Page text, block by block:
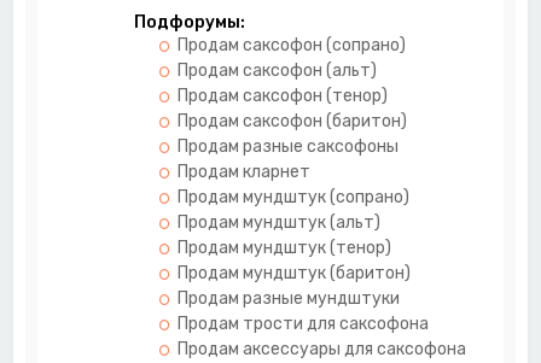
Подфорумы:
Продам саксофон (сопрано)
Продам саксофон (альт)
Продам саксофон (тенор)
Продам саксофон (баритон)
Продам разные саксофоны
Продам кларнет
Продам мундштук (сопрано)
Продам мундштук (альт)
Продам мундштук (тенор)
Продам мундштук (баритон)
Продам разные мундштуки
Продам трости для саксофона
Продам аксессуары для саксофона